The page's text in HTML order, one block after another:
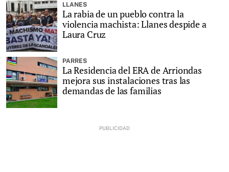
LLANES
La rabia de un pueblo contra la
violencia machista: Llanes despide a
Laura Cruz
PARRES
La Residencia del ERA de Arriondas
mejora sus instalaciones tras las
demandas de las familias